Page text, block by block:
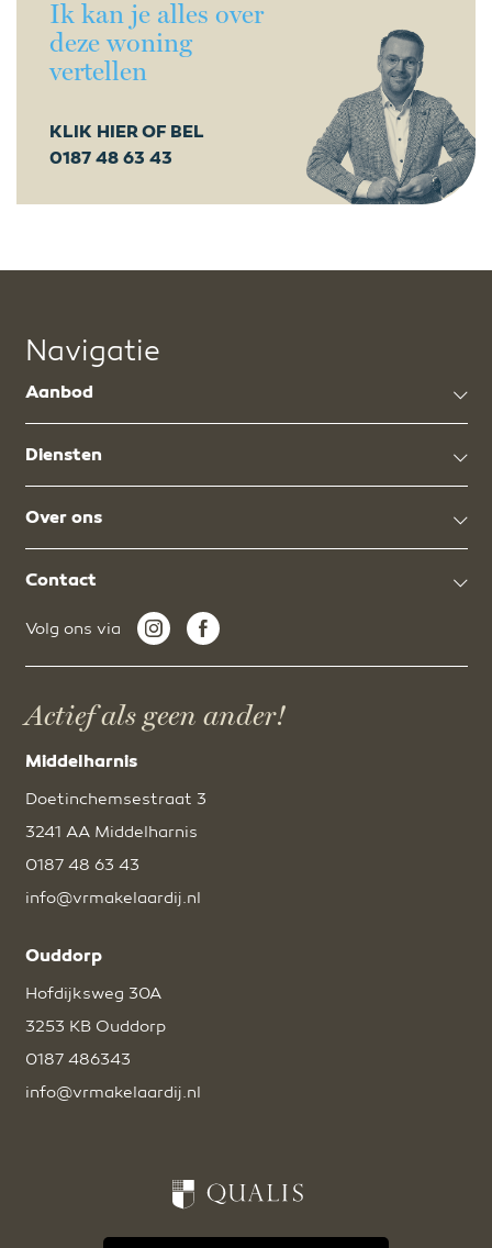
Ik kan je alles over
deze woning
vertellen
KLIK HIER OF BEL
0187 48 63 43
Navigatie
Aanbod
Diensten
Over ons
Contact
Volg ons via
Actief als geen ander!
Middelharnis
Doetinchemsestraat 3
3241 AA Middelharnis
0187 48 63 43
info@vrmakelaardij.nl
Ouddorp
Hofdijksweg 30A
3253 KB Ouddorp
0187 486343
info@vrmakelaardij.nl